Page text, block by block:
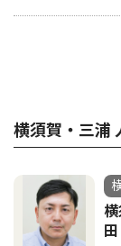
横須賀・三浦